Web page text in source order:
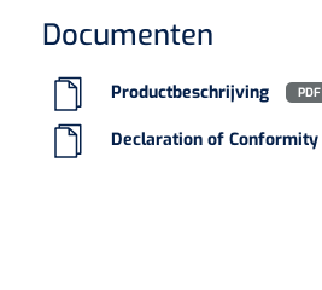
Documenten
Productbeschrijving PDF
Declaration of Conformity